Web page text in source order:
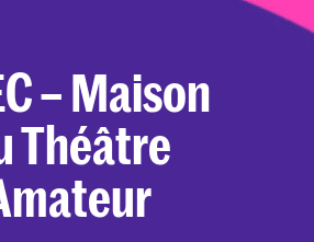
– Maison
Théâtre